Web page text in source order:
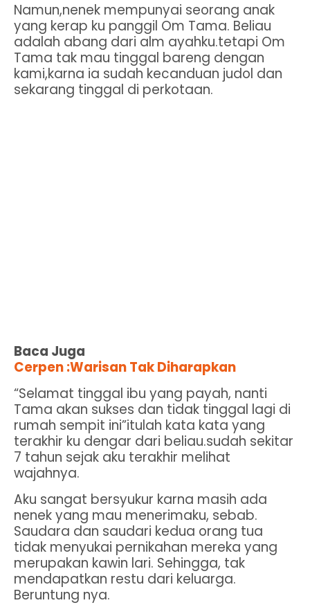
Namun,nenek mempunyai seorang anak
yang kerap ku panggil Om Tama. Beliau
adalah abang dari alm ayahku.tetapi Om
Tama tak mau tinggal bareng dengan
kami,karna ia sudah kecanduan judol dan
sekarang tinggal di perkotaan.
Baca Juga
Cerpen :Warisan Tak Diharapkan
“Selamat tinggal ibu yang payah, nanti
Tama akan sukses dan tidak tinggal lagi di
rumah sempit ini”itulah kata kata yang
terakhir ku dengar dari beliau.sudah sekitar
7 tahun sejak aku terakhir melihat
wajahnya.
Aku sangat bersyukur karna masih ada
nenek yang mau menerimaku, sebab.
Saudara dan saudari kedua orang tua
tidak menyukai pernikahan mereka yang
merupakan kawin lari. Sehingga, tak
mendapatkan restu dari keluarga.
Beruntung nya.